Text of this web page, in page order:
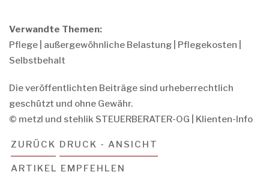
Verwandte Themen:
Pflege
außergewöhnliche Belastung Pflegekosten
Selbstbehalt
Die veröffentlichten Beiträge sind urheberrechtlich
geschützt und ohne Gewähr.
© metzl und stehlik STEUERBERATER-OG | Klienten-Info
ZURÜCK DRUCK - ANSICHT
ARTIKEL EMPFEHLEN